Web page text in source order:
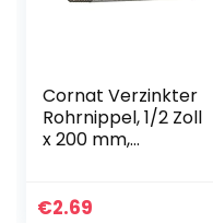
Cornat Verzinkter
Rohrnippel, 1/2 Zoll
x 200 mm,
€2.69